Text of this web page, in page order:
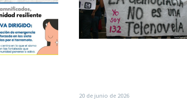
Reconstruyendo
la
esperanza
desde
la
en
los
procesos
20 de junio de 2026